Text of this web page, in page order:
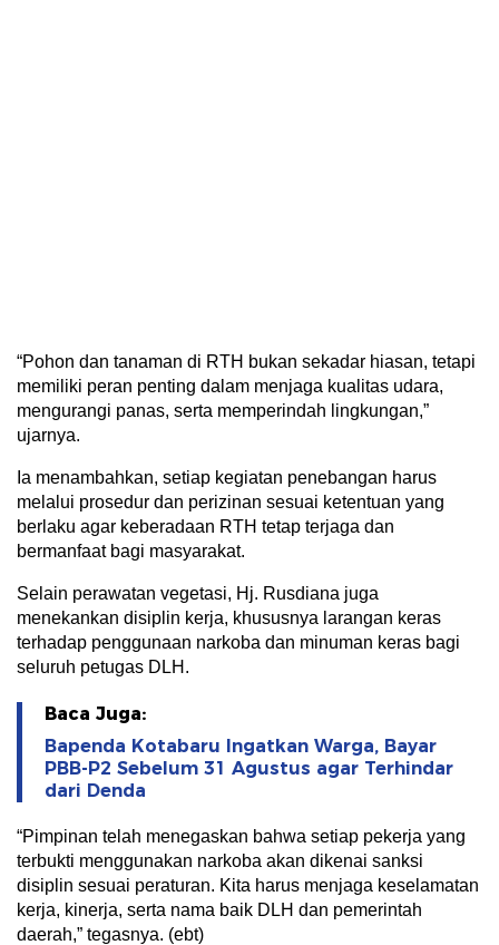
“Pohon dan tanaman di RTH bukan sekadar hiasan, tetapi
memiliki peran penting dalam menjaga kualitas udara,
mengurangi panas, serta memperindah lingkungan,”
ujarnya.
Ia menambahkan, setiap kegiatan penebangan harus
melalui prosedur dan perizinan sesuai ketentuan yang
berlaku agar keberadaan RTH tetap terjaga dan
bermanfaat bagi masyarakat.
Selain perawatan vegetasi, Hj. Rusdiana juga
menekankan disiplin kerja, khususnya larangan keras
terhadap penggunaan narkoba dan minuman keras bagi
seluruh petugas DLH.
Baca Juga:
Bapenda Kotabaru Ingatkan Warga, Bayar
PBB-P2 Sebelum 31 Agustus agar Terhindar
dari Denda
“Pimpinan telah menegaskan bahwa setiap pekerja yang
terbukti menggunakan narkoba akan dikenai sanksi
disiplin sesuai peraturan. Kita harus menjaga keselamatan
kerja, kinerja, serta nama baik DLH dan pemerintah
daerah,” tegasnya. (ebt)